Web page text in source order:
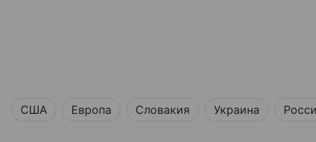
США Европа Словакия Украина